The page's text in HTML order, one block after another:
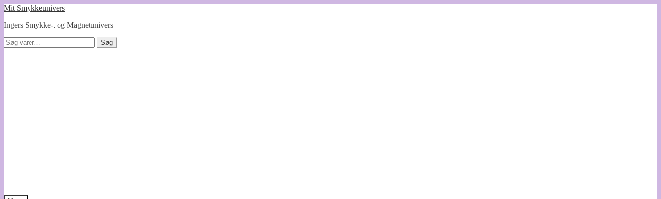
Spring
navigation
Spring
indhold
Mit Smykkeunivers
Ingers Smykke-, og Magnetunivers
Søg
efter:
Søg